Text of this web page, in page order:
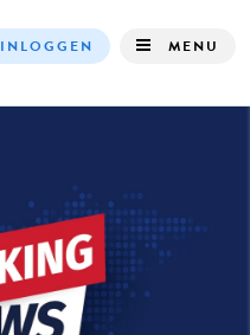
INLOGGEN MENU